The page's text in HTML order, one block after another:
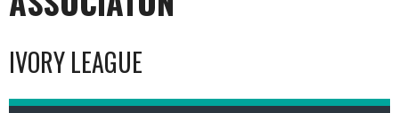
IVORY LEAGUE